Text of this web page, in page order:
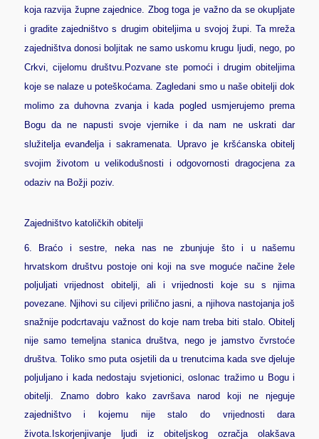
koja razvija župne zajednice. Zbog toga je važno da se okupljate
i gradite zajedništvo s drugim obiteljima u svojoj župi. Ta mreža
zajedništva donosi boljitak ne samo uskomu krugu ljudi, nego, po
Crkvi, cijelomu društvu. Pozvane ste pomoći i drugim obiteljima
koje se nalaze u poteškoćama. Zagledani smo u naše obitelji dok
molimo za duhovna zvanja i kada pogled usmjerujemo prema
Bogu da ne napusti svoje vjernike i da nam ne uskrati dar
služitelja evanđelja i sakramenata. Upravo je kršćanska obitelj
svojim životom u velikodušnosti i odgovornosti dragocjena za
odaziv na Božji poziv.
Zajedništvo katoličkih obitelji
6.
Braćo i sestre, neka nas ne zbunjuje što i u našemu
hrvatskom društvu postoje oni koji na sve moguće načine žele
poljuljati vrijednost obitelji, ali i vrijednosti koje su s njima
povezane. Njihovi su ciljevi prilično jasni, a njihova nastojanja još
snažnije podcrtavaju važnost do koje nam treba biti stalo. Obitelj
nije samo temeljna stanica društva, nego je jamstvo čvrstoće
društva. Toliko smo puta osjetili da u trenutcima kada sve djeluje
poljuljano i kada nedostaju svjetionici, oslonac tražimo u Bogu i
obitelji. Znamo dobro kako završava narod koji ne njeguje
zajedništvo i kojemu nije stalo do vrijednosti dara
života. Iskorjenjivanje ljudi iz obiteljskog ozračja olakšava